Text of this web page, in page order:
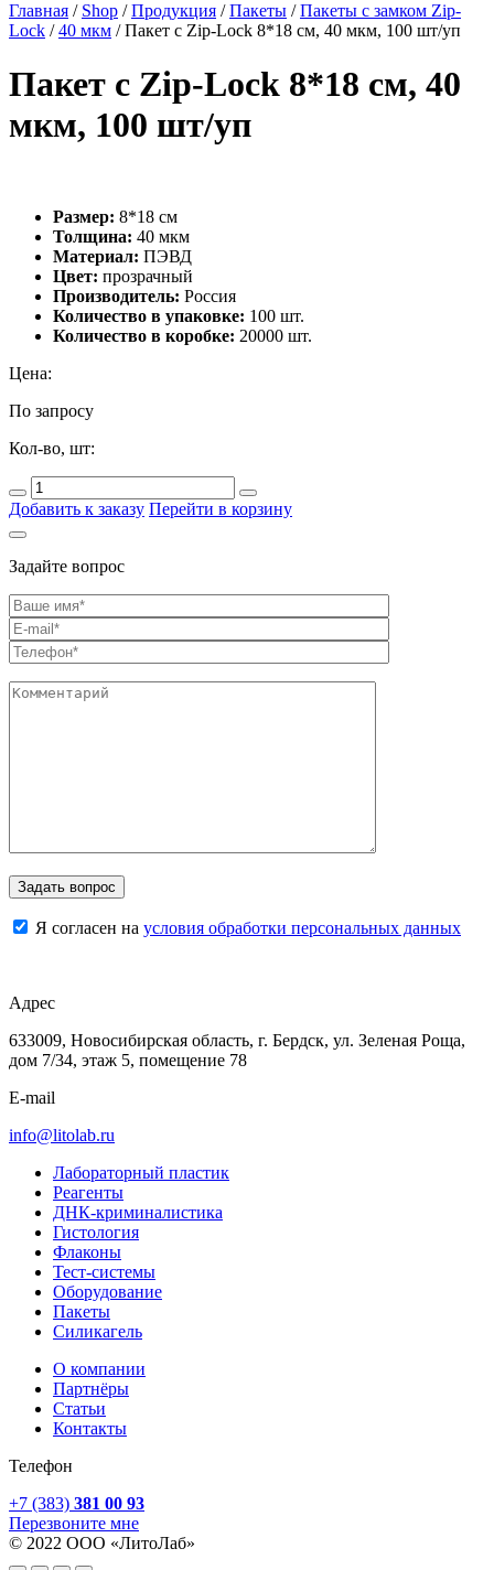
Главная / Shop /Продукция /Пакеты /Пакеты с замком Zip-
Lock /40 мкм /Пакет с Zip-Lock 8*18 см, 40 мкм, 100 шт/уп
Пакет с Zip-Lock 8*18 см, 40
мкм, 100 шт/уп
Размер: 8*18 см
Толщина: 40 мкм
Материал: ПЭВД
Цвет: прозрачный
Производитель: Россия
Количество в упаковке: 100 шт.
Количество в коробке: 20000 шт.
Цена:
По запросу
Кол-во, шт:
Добавить к заказу Перейти в корзину
Задайте вопрос
Я согласен на условия обработки персональных данных
Адрес
633009, Новосибирская область, г. Бердск, ул. Зеленая Роща,
дом 7/34, этаж 5, помещение 78
E-mail
info@litolab.ru
Лабораторный пластик
Реагенты
ДНК-криминалистика
Гистология
Флаконы
Тест-системы
Оборудование
Пакеты
Силикагель
О компании
Партнёры
Статьи
Контакты
Телефон
+7 (383) 381 00 93
Перезвоните мне
© 2022 ООО «ЛитоЛаб»